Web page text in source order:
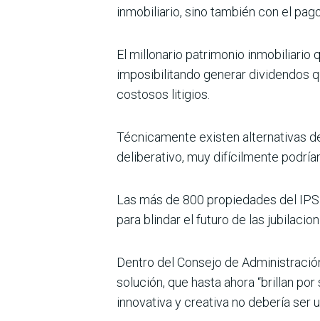
inmobiliario, sino también con el
El millonario patrimonio inmobiliario
imposibilitando generar dividendos
costosos litigios.
Técnicamente existen alternativas
deliberativo, muy difícilmente
Las más de 800 propiedades del
para blindar el futuro de las
Dentro del Consejo de
solución, que hasta ahora “brillan
innovativa y creativa no debería ser